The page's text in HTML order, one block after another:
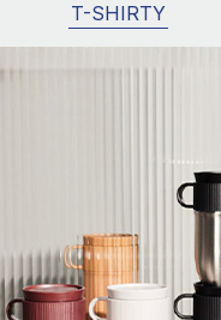
T-SHIRTY